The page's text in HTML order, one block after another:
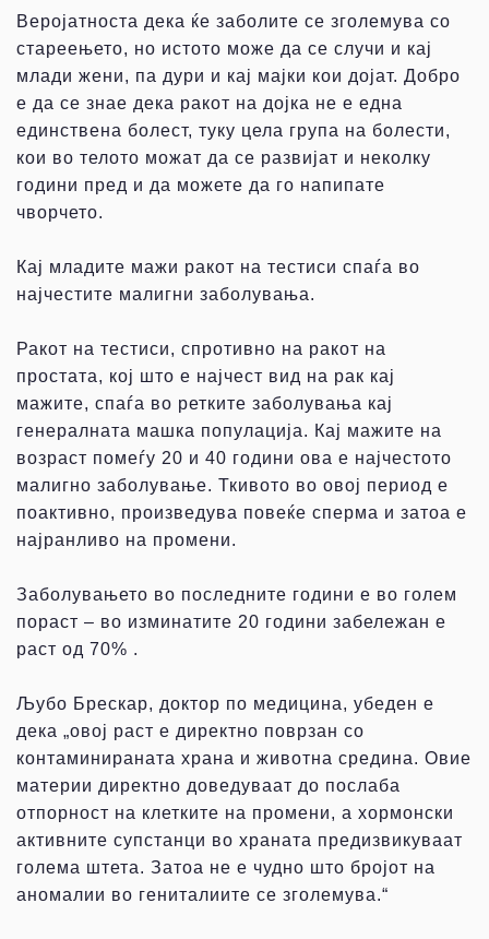
Веројатноста дека ќе заболите се зголемува со
стареењето, но истото може да се случи и кај
млади жени, па дури и кај мајки кои дојат. Добро
е да се знае дека ракот на дојка не е една
единствена болест, туку цела група на болести,
кои во телото можат да се развијат и неколку
години пред и да можете да го напипате
чворчето.
Кај младите мажи ракот на тестиси спаѓа во
најчестите малигни заболувања.
Ракот на тестиси, спротивно на ракот на
простата, кој што е најчест вид на рак кај
мажите, спаѓа во ретките заболувања кај
генералната машка популација. Кај мажите на
возраст помеѓу 20 и 40 години ова е најчестото
малигно заболување. Ткивото во овој период е
поактивно, произведува повеќе сперма и затоа е
најранливо на промени.
Заболувањето во последните години е во голем
пораст – во изминатите 20 години забележан е
раст од 70% .
Љубо Брескар, доктор по медицина, убеден е
дека „овој раст е директно поврзан со
контаминираната храна и животна средина. Овие
материи директно доведуваат до послаба
отпорност на клетките на промени, а хормонски
активните супстанци во храната предизвикуваат
голема штета. Затоа не е чудно што бројот на
аномалии во гениталиите се зголемува.“